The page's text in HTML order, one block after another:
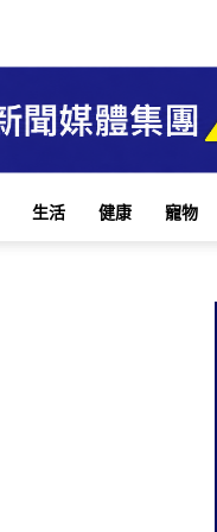
生活 健康 寵物